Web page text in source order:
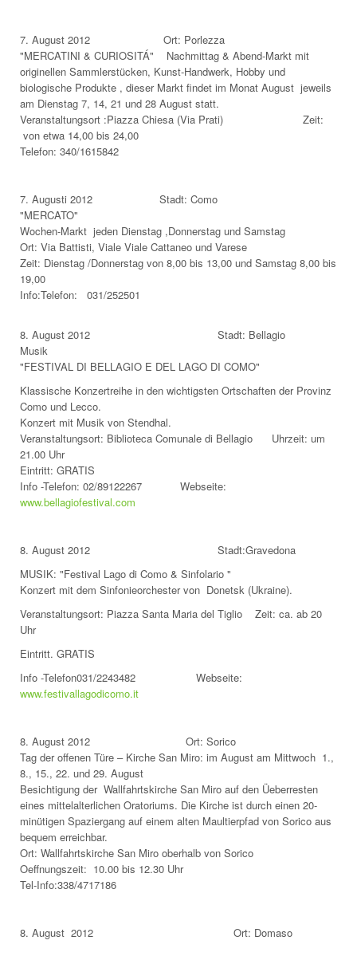
7. August 2012 Ort: Porlezza
"MERCATINI & CURIOSITÁ" Nachmittag & Abend-Markt mit
originellen Sammlerstücken, Kunst-Handwerk, Hobby und
biologische Produkte , dieser Markt findet im Monat August jeweils
am Dienstag 7, 14, 21 und 28 August statt.
Veranstaltungsort :Piazza Chiesa (Via Prati) Zeit:
von etwa 14,00 bis 24,00
Telefon: 340/1615842
7. Augusti 2012 Stadt: Como
"MERCATO"
Wochen-Markt jeden Dienstag ,Donnerstag und Samstag
Ort: Via Battisti, Viale Viale Cattaneo und Varese
Zeit: Dienstag /Donnerstag von 8,00 bis 13,00 und Samstag 8,00 bis
19,00
Info:Telefon: 031/252501
8. August 2012 Stadt: Bellagio
Musik
"FESTIVAL DI BELLAGIO E DEL LAGO DI COMO"
Klassische Konzertreihe in den wichtigsten Ortschaften der Provinz
Como und Lecco.
Konzert mit Musik von Stendhal.
Veranstaltungsort: Biblioteca Comunale di Bellagio Uhrzeit: um
21.00 Uhr
Eintritt: GRATIS
Info -Telefon: 02/89122267 Webseite:
www.bellagiofestival.com
8. August 2012 Stadt:Gravedona
MUSIK: "Festival Lago di Como & Sinfolario "
Konzert mit dem Sinfonieorchester von Donetsk (Ukraine).
Veranstaltungsort: Piazza Santa Maria del Tiglio Zeit: ca. ab 20
Uhr
Eintritt. GRATIS
Info -Telefon031/2243482 Webseite:
www.festivallagodicomo.it
8. August 2012 Ort: Sorico
Tag der offenen Türe – Kirche San Miro: im August am Mittwoch 1.,
8., 15., 22. und 29. August
Besichtigung der Wallfahrtskirche San Miro auf den Üeberresten
eines mittelalterlichen Oratoriums. Die Kirche ist durch einen 20-
minütigen Spaziergang auf einem alten Maultierpfad von Sorico aus
bequem erreichbar.
Ort: Wallfahrtskirche San Miro oberhalb von Sorico
Oeffnungszeit: 10.00 bis 12.30 Uhr
Tel-Info:338/4717186
8. August 2012 Ort: Domaso